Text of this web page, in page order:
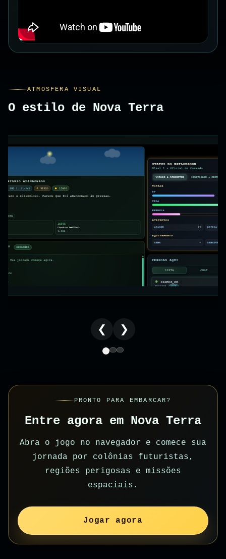
ATMOSFERA VISUAL
O estilo de Nova Terra
❮ ❯
PRONTO PARA EMBARCAR?
Entre agora em Nova Terra
Abra o jogo no navegador e comece sua
jornada por colônias futuristas,
regiões perigosas e missões
espaciais.
Jogar agora